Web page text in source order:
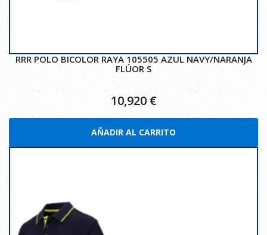
RRR POLO BICOLOR RAYA 105505 AZUL NAVY/NARANJA
FLÚOR S
10,920 €
AÑADIR AL CARRITO